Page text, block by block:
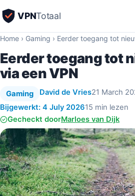
VPNTotaal
Home › Gaming › Eerder toegang tot
Eerder toegang tot
via een VPN
Gaming David de Vries21 March
Bijgewerkt: 4 July 202615 min lezen
Gecheckt doorMarloes van Dijk